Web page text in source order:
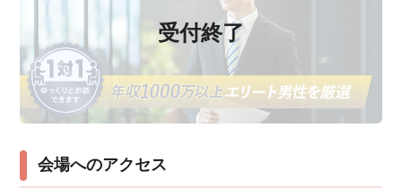
受付終了
会場へのアクセス